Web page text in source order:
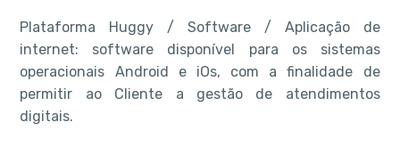
Plataforma Huggy / Software / Aplicação de
internet: software disponível para os sistemas
operacionais Android e iOs, com a finalidade de
permitir ao Cliente a gestão de atendimentos
digitais.